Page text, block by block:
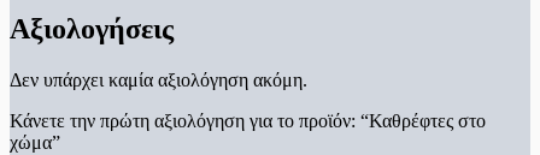
Αξιολογήσεις
Δεν υπάρχει καμία αξιολόγηση ακόμη.
Κάνετε την πρώτη αξιολόγηση για το προϊόν: “Καθρέφτες στο
χώμα”